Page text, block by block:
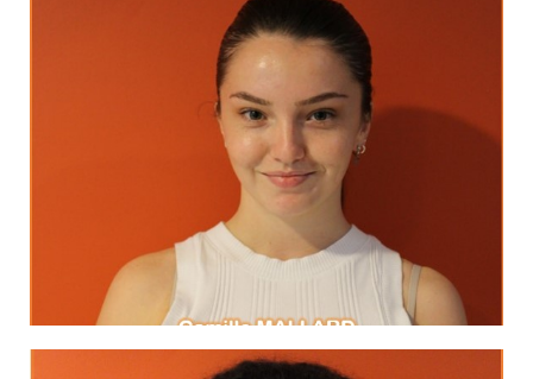
MA DEVISE
"On ne voit bien qu'avec le coeur. L'essentiel
est invisible pour les yeux"Antoine de Saint-
Exupéry
LinkedIn